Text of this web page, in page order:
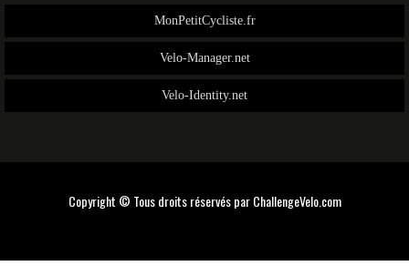
MonPetitCycliste.fr
Velo-Manager.net
Velo-Identity.net
Copyright © Tous droits réservés parChallengeVelo.com